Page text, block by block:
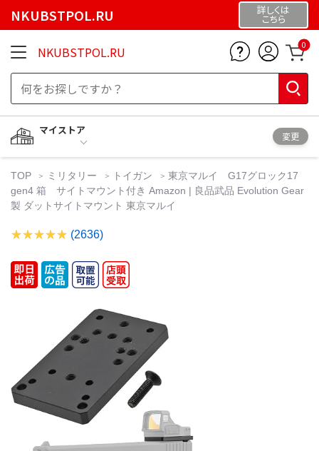
NKUBSTPOL.RU 詳しくは
こちら
NKUBSTPOL.RU 0
マイストア
変更
TOP ミリタリー トイガン
東京マルイ G17グロック17
gen4 箱 サイトマウント付き Amazon | 良品武品 Evolution Gear
製 ダットサイトマウント 東京マルイ
(2636)